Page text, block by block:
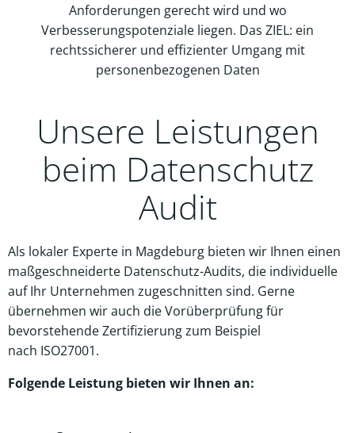
Anforderungen gerecht wird und wo
Verbesserungspotenziale liegen. Das ZIEL: ein
rechtssicherer und effizienter Umgang mit
personenbezogenen Daten
Unsere Leistungen
beim Datenschutz
Audit
Als lokaler Experte in Magdeburg bieten wir Ihnen einen
maßgeschneiderte Datenschutz-Audits, die individuelle
auf Ihr Unternehmen zugeschnitten sind. Gerne
übernehmen wir auch die Vorüberprüfung für
bevorstehende Zertifizierung zum Beispiel
nach ISO27001.
Folgende Leistung bieten wir Ihnen an: